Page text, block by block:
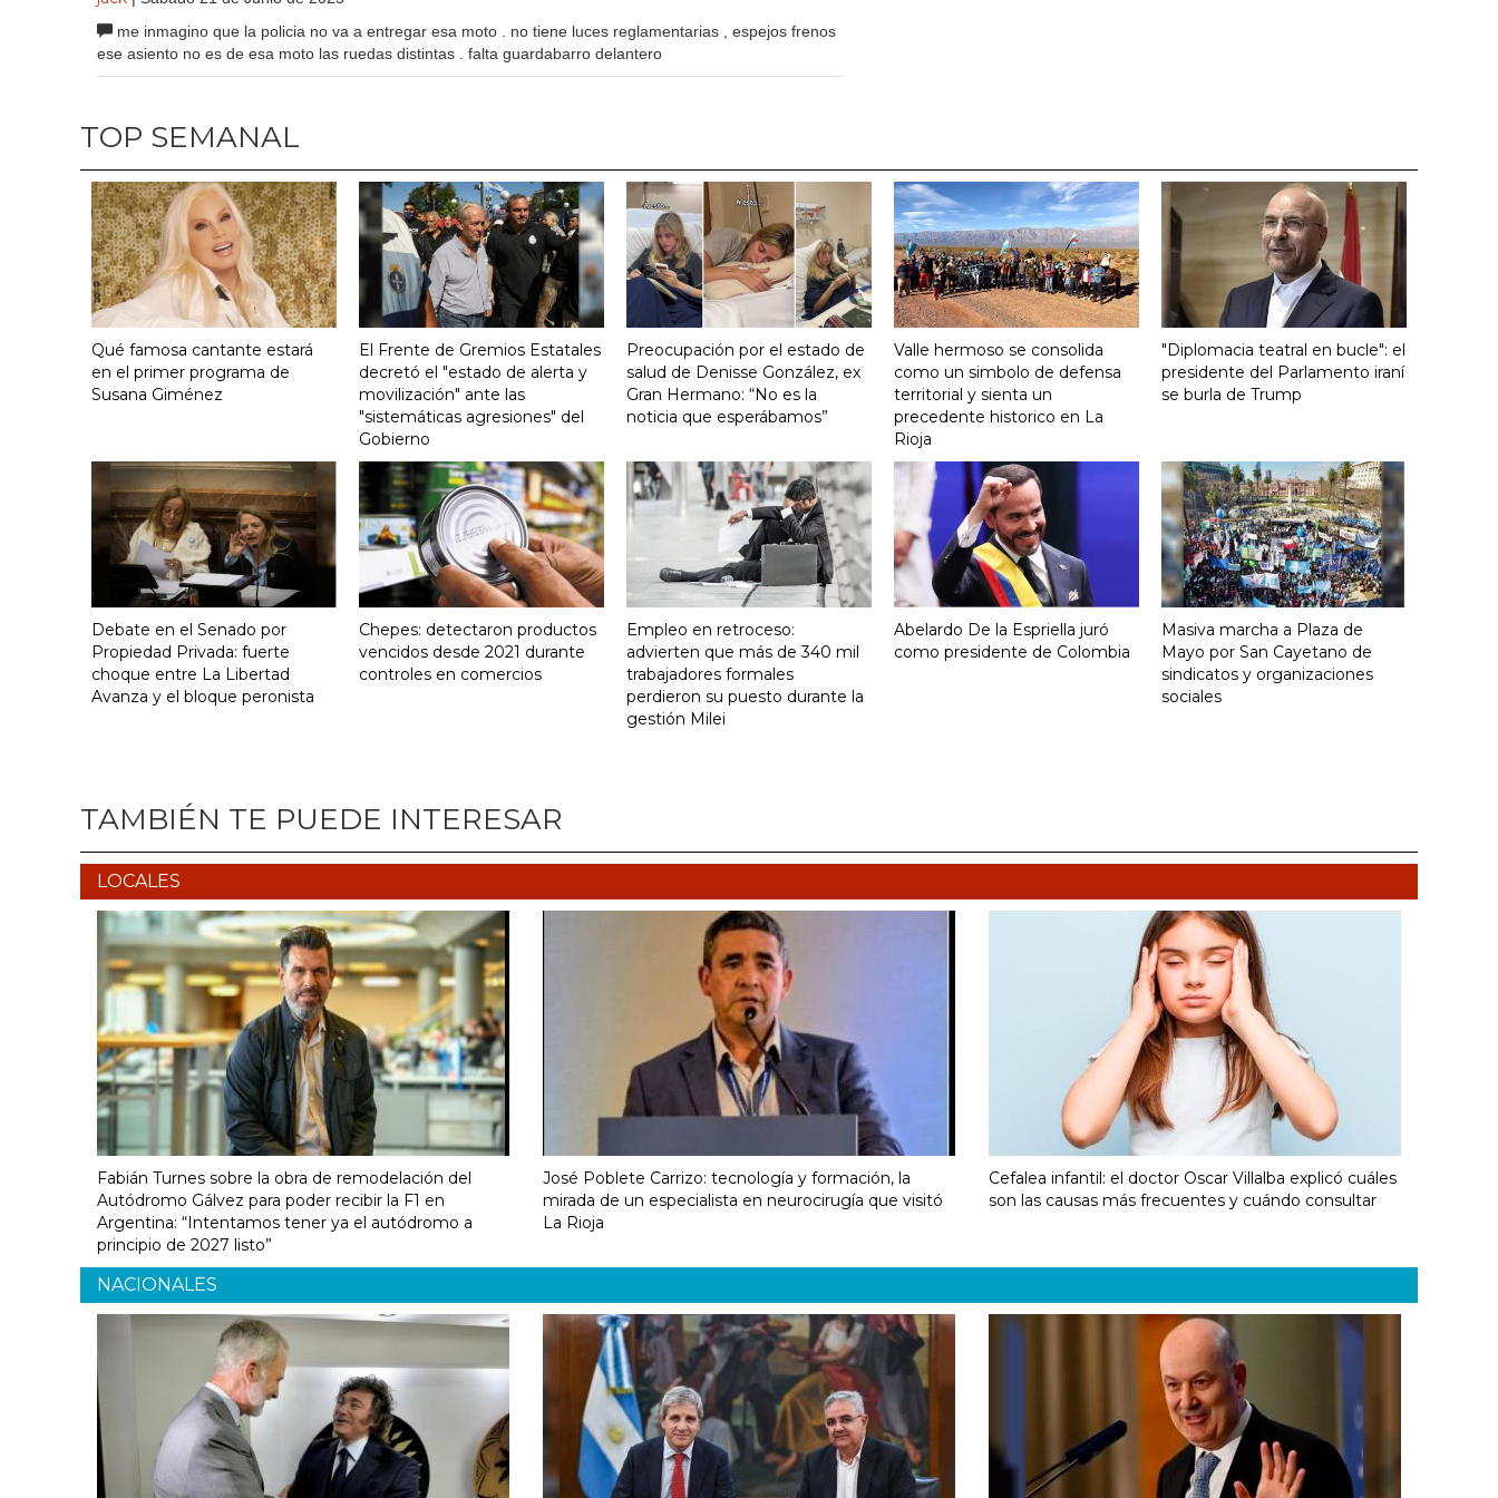
me inmagino que la policia no va a entregar esa moto . no tiene luces reglamentarias , espejos frenos
ese asiento no es de esa moto las ruedas distintas . falta guardabarro delantero
TOP SEMANAL
Qué famosa cantante estará
en el primer programa de
Susana Giménez
El Frente de Gremios Estatales
decretó el "estado de alerta y
movilización" ante las
"sistemáticas agresiones" del
Gobierno
Preocupación por el estado de
salud de Denisse González, ex
Gran Hermano: “No es la
noticia que esperábamos”
Valle hermoso se consolida
como un simbolo de defensa
territorial y sienta un
precedente historico en La
Rioja
"Diplomacia teatral en bucle": el
presidente del Parlamento iraní
se burla de Trump
Debate en el Senado por
Propiedad Privada: fuerte
choque entre La Libertad
Avanza y el bloque peronista
Chepes: detectaron productos
vencidos desde 2021 durante
controles en comercios
Empleo en retroceso:
advierten que más de 340 mil
trabajadores formales
perdieron su puesto durante la
gestión Milei
Abelardo De la Espriella juró
como presidente de Colombia
Masiva marcha a Plaza de
Mayo por San Cayetano de
sindicatos y organizaciones
sociales
TAMBIÉN TE PUEDE INTERESAR
LOCALES
Fabián Turnes sobre la obra de remodelación del
Autódromo Gálvez para poder recibir la F1 en
Argentina: “Intentamos tener ya el autódromo a
principio de 2027 listo”
José Poblete Carrizo: tecnología y formación, la
mirada de un especialista en neurocirugía que visitó
La Rioja
Cefalea infantil: el doctor Oscar Villalba explicó cuáles
son las causas más frecuentes y cuándo consultar
NACIONALES